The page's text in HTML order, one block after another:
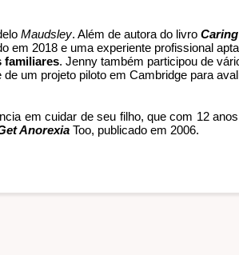
Maudsley. Além de autora do livro
em 2018 e uma experiente profissional
familiares. Jenny também participou de
um projeto piloto em Cambridge para
em cuidar de seu filho, que com 12
Anorexia Too, publicado em 2006.